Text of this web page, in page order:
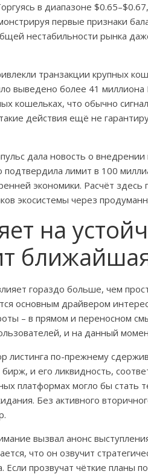
в диапазоне
первые признаки
нестабильности рынка
транзакции крупных
выведено более 41 миллиона
кошельках, что обычно
действия ещё не
дала новость о
подтвердила лимит в 100
экономики. Расчёт
экосистемы через
на
гораздо больше, чем
основным драйвером
– в прямом и переносном
и на данный
листинга по-прежнему
и его ликвидность,
платформах могло бы
Без активного
вызвал анонс
что он озвучит
Если прозвучат чёткие планы